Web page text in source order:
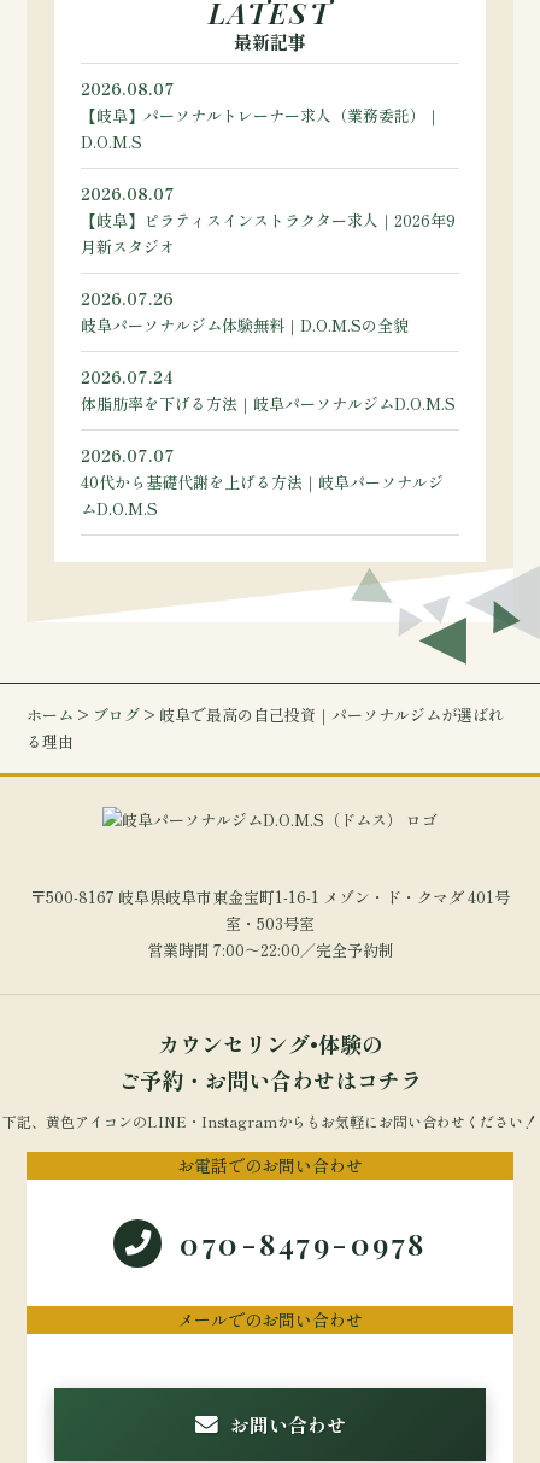
LATEST
最新記事
2026.08.07
【岐阜】パーソナルトレーナー求人（業務委託）｜
D.O.M.S
2026.08.07
【岐阜】ピラティスインストラクター求人｜2026年9
月新スタジオ
2026.07.26
岐阜パーソナルジム体験無料｜D.O.M.Sの全貌
2026.07.24
体脂肪率を下げる方法｜岐阜パーソナルジムD.O.M.S
2026.07.07
40代から基礎代謝を上げる方法｜岐阜パーソナルジ
ムD.O.M.S
ホーム > ブログ > 岐阜で最高の自己投資｜パーソナルジムが選ばれ
る理由
〒500-8167 岐阜県岐阜市東金宝町1-16-1 メゾン・ド・クマダ 401号
室・503号室
営業時間 7:00～22:00／完全予約制
カウンセリング•体験の
ご予約・お問い合わせはコチラ
下記、黄色アイコンのLINE・Instagramからもお気軽にお問い合わせください！
お電話でのお問い合わせ
070-8479-0978
メールでのお問い合わせ
お問い合わせ